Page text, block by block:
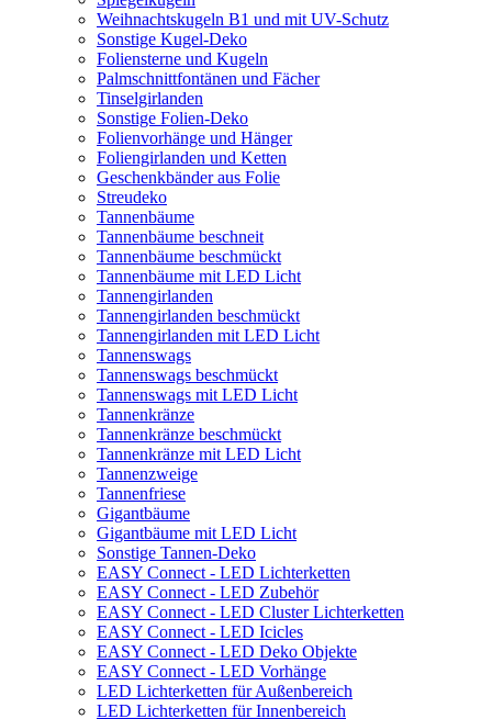
Weihnachtskugeln B1 und mit UV-Schutz
Sonstige Kugel-Deko
Foliensterne und Kugeln
Palmschnittfontänen und Fächer
Tinselgirlanden
Sonstige Folien-Deko
Folienvorhänge und Hänger
Foliengirlanden und Ketten
Geschenkbänder aus Folie
Streudeko
Tannenbäume
Tannenbäume beschneit
Tannenbäume beschmückt
Tannenbäume mit LED Licht
Tannengirlanden
Tannengirlanden beschmückt
Tannengirlanden mit LED Licht
Tannenswags
Tannenswags beschmückt
Tannenswags mit LED Licht
Tannenkränze
Tannenkränze beschmückt
Tannenkränze mit LED Licht
Tannenzweige
Tannenfriese
Gigantbäume
Gigantbäume mit LED Licht
Sonstige Tannen-Deko
EASY Connect - LED Lichterketten
EASY Connect - LED Zubehör
EASY Connect - LED Cluster Lichterketten
EASY Connect - LED Icicles
EASY Connect - LED Deko Objekte
EASY Connect - LED Vorhänge
LED Lichterketten für Außenbereich
LED Lichterketten für Innenbereich